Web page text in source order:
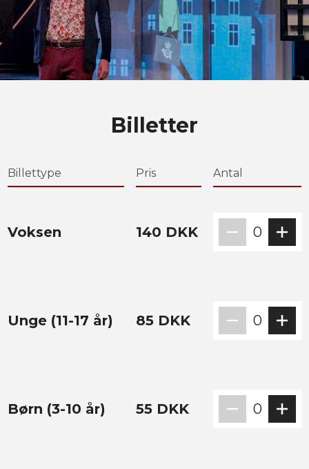
Billetter
Billettype Pris Antal
Voksen 140 DKK 0
Unge (11-17 år) 85 DKK 0
Børn (3-10 år) 55 DKK 0